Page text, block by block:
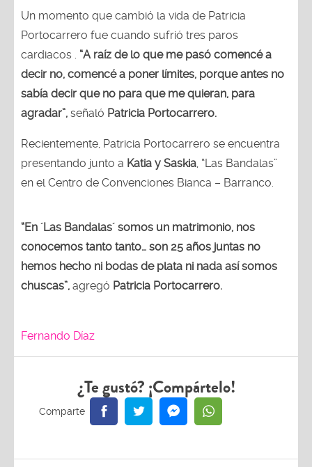
Un momento que cambió la vida de Patricia
Portocarrero fue cuando sufrió tres paros
cardiacos . “A raíz de lo que me pasó comencé a
decir no, comencé a poner límites, porque antes no
sabía decir que no para que me quieran, para
agradar”, señaló Patricia Portocarrero.
Recientemente, Patricia Portocarrero se encuentra
presentando junto a Katia y Saskia, “Las Bandalas”
en el Centro de Convenciones Bianca – Barranco.
“En ´Las Bandalas´ somos un matrimonio, nos
conocemos tanto tanto… son 25 años juntas no
hemos hecho ni bodas de plata ni nada así somos
chuscas”, agregó Patricia Portocarrero.
Fernando Díaz
¿Te gustó? ¡Compártelo!